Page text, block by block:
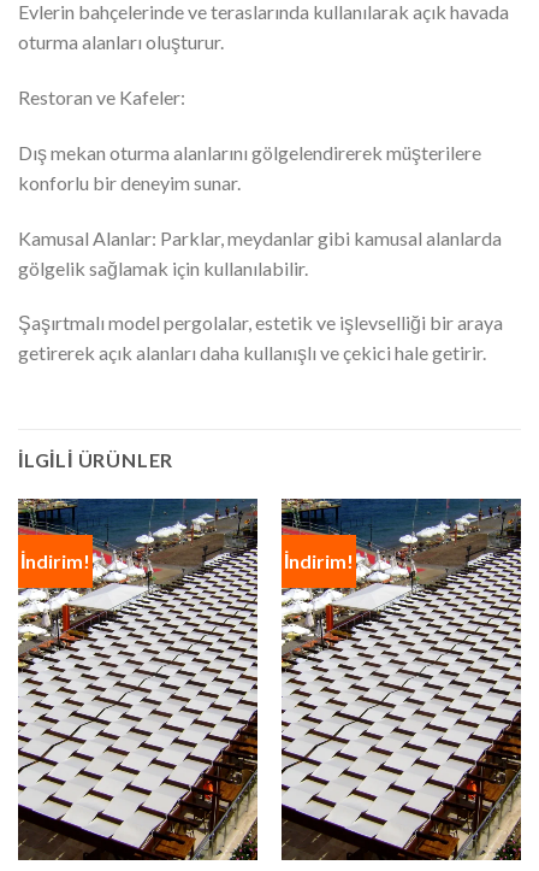
Evlerin bahçelerinde ve teraslarında kullanılarak açık havada
oturma alanları oluşturur.
Restoran ve Kafeler:
Dış mekan oturma alanlarını gölgelendirerek müşterilere
konforlu bir deneyim sunar.
Kamusal Alanlar: Parklar, meydanlar gibi kamusal alanlarda
gölgelik sağlamak için kullanılabilir.
Şaşırtmalı model pergolalar, estetik ve işlevselliği bir araya
getirerek açık alanları daha kullanışlı ve çekici hale getirir.
İLGILI ÜRÜNLER
İndirim! İndirim!